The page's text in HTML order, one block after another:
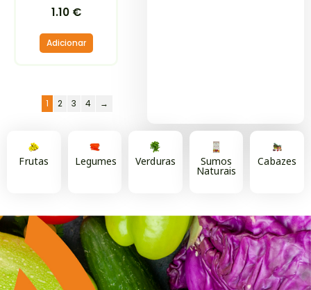
1.10 €
Adicionar
1 2 3 4 →
Frutas Legumes Verduras Sumos
Naturais
Cabazes